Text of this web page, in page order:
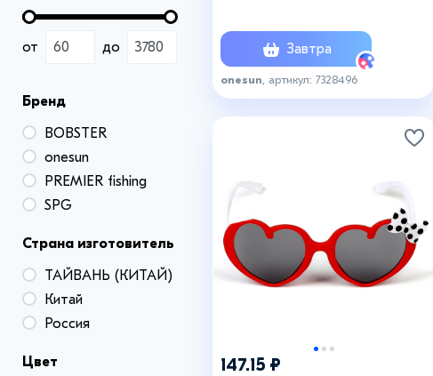
от до
Бренд
BOBSTER
onesun
PREMIER fishing
SPG
Страна изготовитель
ТАЙВАНЬ (КИТАЙ)
Китай
Россия
Цвет
Завтра
onesun , артикул: 7328496
147.15 ₽
+6